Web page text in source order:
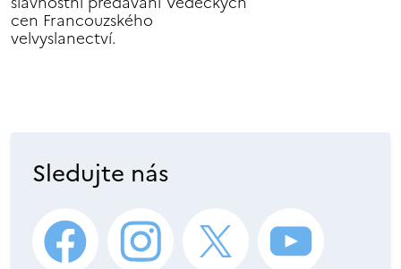
cen Francouzského
velvyslanectví.
Sledujte nás